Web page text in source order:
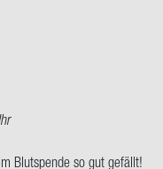
Blut­spen­de so gut ge­fällt!